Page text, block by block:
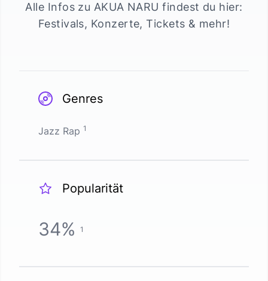
Alle Infos zu AKUA NARU findest du hier:
Festivals, Konzerte, Tickets & mehr!
Genres
Jazz Rap 1
Popularität
34% 1